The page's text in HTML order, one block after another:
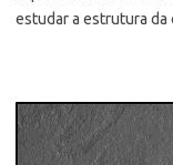
estudar a estrutura da